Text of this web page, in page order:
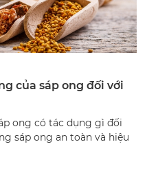
của sáp ong đối với
ong có tác dụng gì đối
sáp ong an toàn và hiệu